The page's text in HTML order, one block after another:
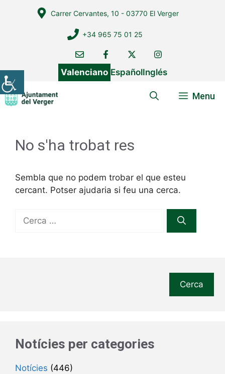
Carrer Cervantes, 10 - 03770 El Verger
+34 965 75 01 25
Valenciano EspañolInglés
Menu
No s'ha trobat res
Sembla que no podem trobar el que esteu
cercant. Potser ajudaria si feu una cerca.
Cerca:
Cerca
Notícies per categories
Notícies (446)